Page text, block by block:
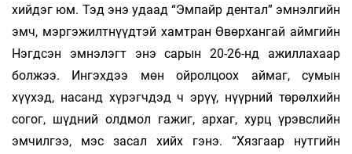
хийдэг юм. Тэд энэ удаад “Эмпайр дентал” эмнэлгийн
эмч, мэргэжилтнүүдтэй хамтран Өвөрхангай аймгийн
Нэгдсэн эмнэлэгт энэ сарын 20-26-нд ажиллахаар
болжээ. Ингэхдээ мөн ойролцоох аймаг, сумын
хүүхэд, насанд хүрэгчдэд ч эрүү, нүүрний төрөлхийн
согог, шүдний олдмол гажиг, архаг, хурц үрэвслийн
эмчилгээ, мэс засал хийх гэнэ. “Хязгаар нутгийн